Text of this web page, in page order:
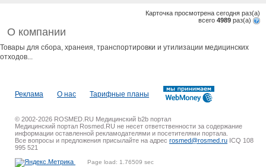
Карточка просмотрена сегодня раз(a)
всего 4989 раз(a)
О компании
Товары для сбора, хранеия, транспортировки и утилизации медицинских
отходов...
Реклама О нас Тарифные планы
© 2002-2026 ROSMED.RU Медицинский b2b портал
Медицинский портал Rosmed.RU не несет ответственности за содержание
информации оставленной рекламодателями и посетителями портала.
Все вопросы и предложения присылайте на адрес rosmed@rosmed.ru ICQ 108
995 521
Page load: 1.76509 sec